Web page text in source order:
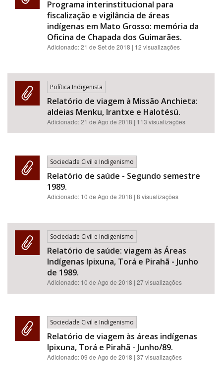
Programa interinstitucional para
fiscalização e vigilância de áreas
indígenas em Mato Grosso: memória da
Oficina de Chapada dos Guimarães.
Adicionado:21 de Set de 2018 | 12 visualizações
Política Indigenista
Relatório de viagem à Missão Anchieta:
aldeias Menku, Irantxe e Halotésú.
Adicionado:21 de Ago de 2018 | 113 visualizações
Sociedade Civil e Indigenismo
Relatório de saúde - Segundo semestre
1989.
Adicionado: 10 de Ago de 2018 | 8 visualizações
Sociedade Civil e Indigenismo
Relatório de saúde: viagem às Áreas
Indígenas Ipixuna, Torá e Pirahã - Junho
de 1989.
Adicionado: 10 de Ago de 2018 | 27 visualizações
Sociedade Civil e Indigenismo
Relatório de viagem às áreas indígenas
Ipixuna, Torá e Pirahã - Junho/89.
Adicionado:09 de Ago de 2018 | 37 visualizações